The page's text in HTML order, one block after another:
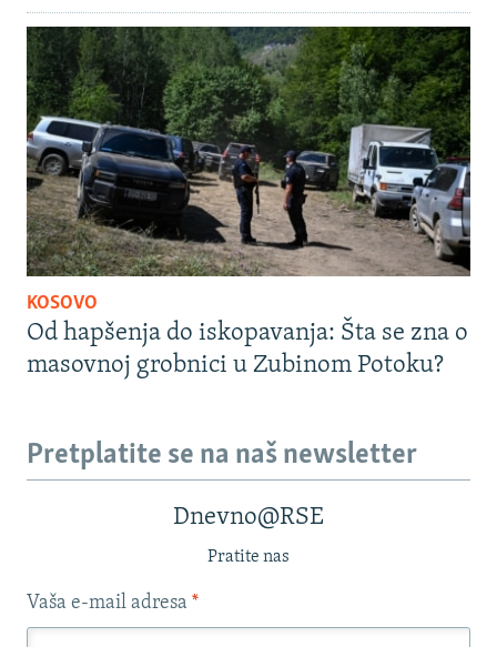
KOSOVO
Od hapšenja do iskopavanja: Šta se zna o
masovnoj grobnici u Zubinom Potoku?
Pretplatite se na naš newsletter
Dnevno@RSE
Pratite nas
Vaša e-mail adresa *